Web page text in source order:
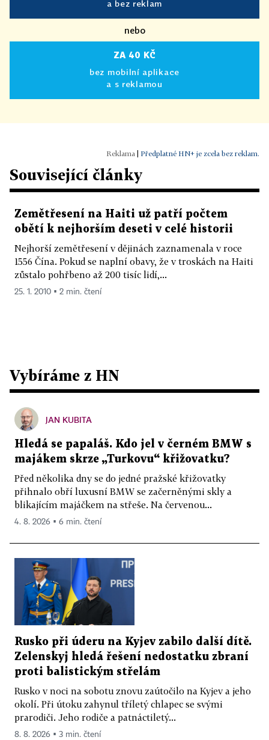
a bez reklam
nebo
ZA 40 KČ
bez mobilní aplikace
a s reklamou
| Předplatné HN+ je zcela bez reklam.
Související články
Zemětřesení na Haiti už patří počtem
obětí k nejhorším deseti v celé historii
Nejhorší zemětřesení v dějinách zaznamenala v roce
1556 Čína. Pokud se naplní obavy, že v troskách na Haiti
zůstalo pohřbeno až 200 tisíc lidí,...
25. 1. 2010 ▪ 2 min. čtení
Vybíráme z HN
JAN KUBITA
Hledá se papaláš. Kdo jel v černém BMW s
majákem skrze „Turkovu“ křižovatku?
Před několika dny se do jedné pražské křižovatky
přihnalo obří luxusní BMW se začerněnými skly a
blikajícím majáčkem na střeše. Na červenou...
4. 8. 2026 ▪ 6 min. čtení
Rusko při úderu na Kyjev zabilo další dítě.
Zelenskyj hledá řešení nedostatku zbraní
proti balistickým střelám
Rusko v noci na sobotu znovu zaútočilo na Kyjev a jeho
okolí. Při útoku zahynul tříletý chlapec se svými
prarodiči. Jeho rodiče a patnáctiletý...
8. 8. 2026 ▪ 3 min. čtení